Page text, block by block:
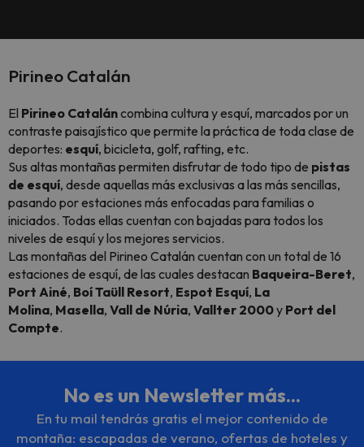
Pirineo Catalán
El Pirineo Cataláncombina cultura y esquí, marcados por un
contraste paisajístico que permite la práctica de toda clase de
deportes: esquí, bicicleta, golf, rafting, etc.
Sus altas montañas permiten disfrutar de todo tipo de pistas
de esquí, desde aquellas más exclusivas a las más sencillas,
pasando por estaciones más enfocadas para familias o
iniciados. Todas ellas cuentan con bajadas para todos los
niveles de esquí y los mejores servicios.
Las montañas del Pirineo Catalán cuentan con un total de 16
estaciones de esquí, de las cuales destacan Baqueira-Beret,
Port Ainé, Boí Taüll Resort, Espot Esquí, La
Molina, Masella, Vall de Núria, Vallter 2000y Port del
Compte.
No es un Newsletter más...
En tu mail tendrás gratis el mejor contenido de
montaña: escapadas de verano, ofertas de hoteles y